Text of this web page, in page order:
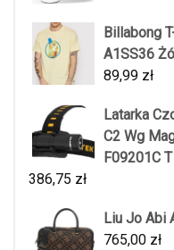
Billabong
A1SS36
89,99 zł
Latarka
C2 Wg
F09201C T
386,75 zł
Liu Jo Abi
765,00 zł